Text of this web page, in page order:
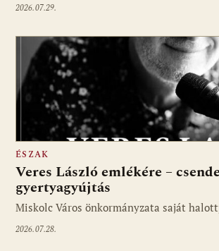
2026.07.29.
ÉSZAK
Veres László emlékére –
gyertyagyújtás
Miskolc Város önkormányzata saját
2026.07.28.